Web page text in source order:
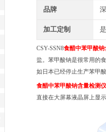
品牌
加工定制 是
CSY-SSN8食醋中苯甲酸
盐。苯甲酸钠是很常用的
如日本已经停止生产苯甲
食醋中苯甲酸钠含量检测仪
直接在大屏幕液晶屏上显